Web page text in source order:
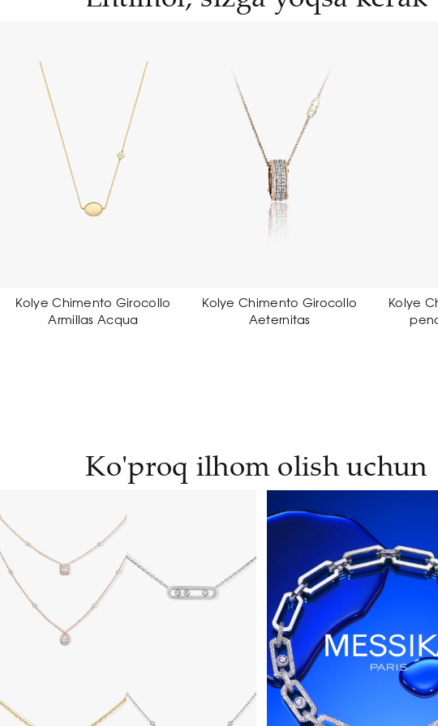
Kolye Chimento Girocollo
Aeternitas
Kolye Chimento Link Sensi
pendant necklace
Ko'proq ilhom olish uchun
HOZIR KO‘RISH HOZIR KO‘RISH